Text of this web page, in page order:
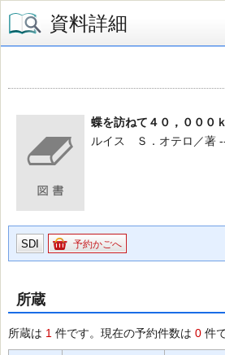
資料詳細
蝶を訪ねて４０，０００
ルイス Ｓ．オテロ／著
SDI 予約かごへ
所蔵
所蔵は 1 件です。現在の予約件数は 0 件